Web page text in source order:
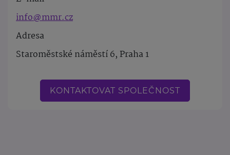
info@mmr.cz
Adresa
Staroměstské náměstí 6, Praha 1
KONTAKTOVAT SPOLEČNOST